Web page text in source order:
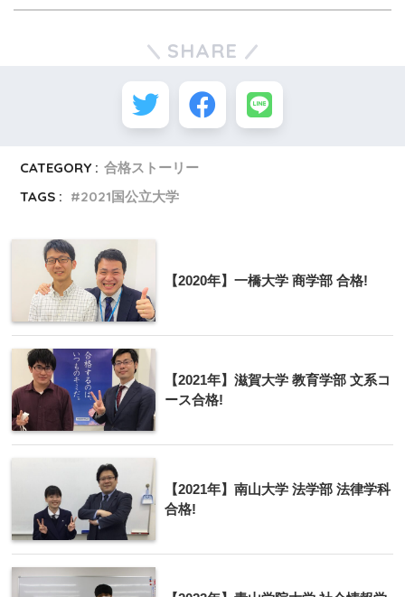
SHARE
CATEGORY : 合格ストーリー
TAGS :
2021国公立大学
【2020年】一橋大学 商学部 合格!
【2021年】滋賀大学 教育学部 文系コ
ース合格!
【2021年】南山大学 法学部 法律学科
合格!